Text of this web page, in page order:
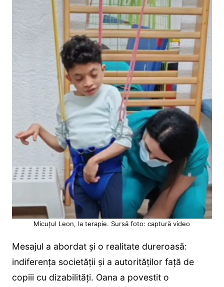
Micuțul Leon, la terapie. Sursă foto: captură video
Mesajul a abordat și o realitate dureroasă:
indiferența societății și a autorităților față de
copiii cu dizabilități. Oana a povestit o